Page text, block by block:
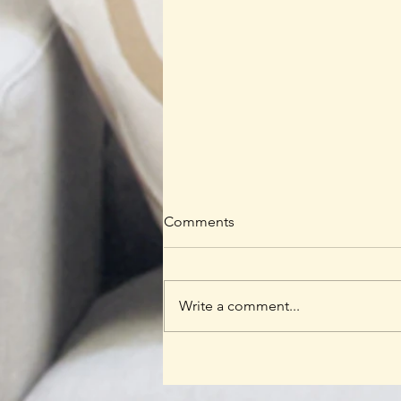
Comments
Write a comment...